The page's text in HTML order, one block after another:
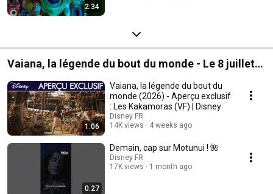
2:34
Vaiana, la légende du bout du monde - Le 8 juillet
au cinéma
1:06
Vaiana, la légende du bout du
monde (2026) - Aperçu exclusif
: Les Kakamoras (VF) | Disney
Disney FR
14K views
4 weeks ago
0:27
Demain, cap sur Motunui ! 🌺
Disney FR
17K views
1 month ago